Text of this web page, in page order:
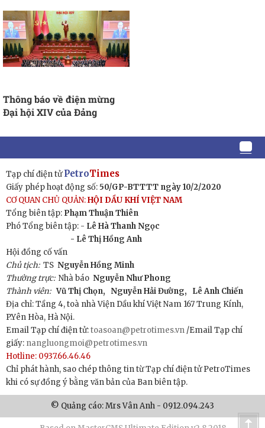
Thông báo về điện mừng
Đại hội XIV của Đảng
Tạp chí điện tửPetroTimes
Giấy phép hoạt động số: 50/GP-BTTTT ngày 10/2/2020
CƠ QUAN CHỦ QUẢN:HỘI DẦU KHÍ VIỆT NAM
Tổng biên tập: Phạm Thuận Thiên
Phó Tổng biên tập: - Lê Hà Thanh Ngọc
- Lê Thị Hồng Anh
Hội đồng cố vấn
Chủ tịch:TS Nguyễn Hồng Minh
Thường trực: Nhà báo Nguyễn Như Phong
Thành viên: Vũ Thị Chọn, Nguyễn Hải Đường,
Lê Anh Chiến
Địa chỉ: Tầng 4, toà nhà Viện Dầu khí Việt Nam 167 Trung Kính,
P.Yên Hòa, Hà Nội.
Email Tạp chí điện tử:toasoan@petrotimes.vn /Email Tạp chí
giấy: nangluongmoi@petrotimes.vn
Hotline: 0937.66.46.46
Chỉ phát hành, sao chép thông tin từ Tạp chí điện tử PetroTimes
khi có sự đồng ý bằng văn bản của Ban biên tập.
© Quảng cáo: Mrs Vân Anh - 0912.094.243